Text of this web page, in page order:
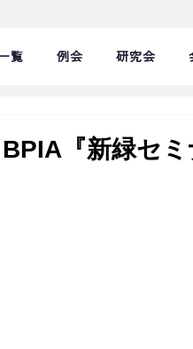
覧 例会 研究会
『新緑セ